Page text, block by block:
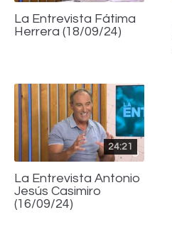
La Entrevista Fátima
Herrera (18/09/24)
24:21
La Entrevista Antonio
Jesús Casimiro
(16/09/24)